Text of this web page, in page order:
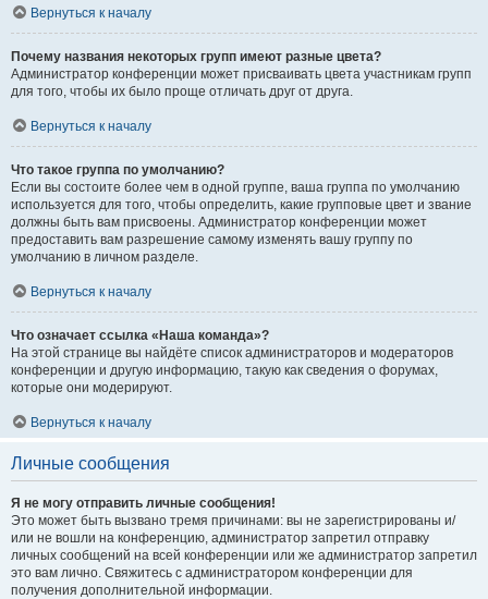
Вернуться к началу
Почему названия некоторых групп имеют разные цвета?
Администратор конференции может присваивать цвета участникам групп
для того, чтобы их было проще отличать друг от друга.
Вернуться к началу
Что такое группа по умолчанию?
Если вы состоите более чем в одной группе, ваша группа по умолчанию
используется для того, чтобы определить, какие групповые цвет и звание
должны быть вам присвоены. Администратор конференции может
предоставить вам разрешение самому изменять вашу группу по
умолчанию в личном разделе.
Вернуться к началу
Что означает ссылка «Наша команда»?
На этой странице вы найдёте список администраторов и модераторов
конференции и другую информацию, такую как сведения о форумах,
которые они модерируют.
Вернуться к началу
Личные сообщения
Я не могу отправить личные сообщения!
Это может быть вызвано тремя причинами: вы не зарегистрированы и/
или не вошли на конференцию, администратор запретил отправку
личных сообщений на всей конференции или же администратор запретил
это вам лично. Свяжитесь с администратором конференции для
получения дополнительной информации.